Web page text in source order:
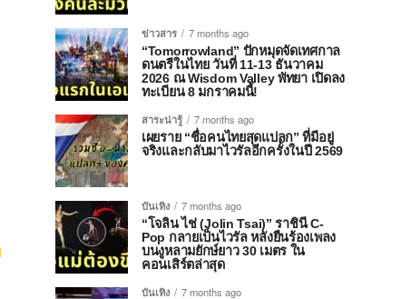
ข่าวสาร
7 months ago
“Tomorrowland” ปักหมุดจัดเทศกาล
ดนตรีในไทย วันที่ 11-13 ธันวาคม
2026 ณ Wisdom Valley พัทยา เปิดลง
ทะเบียน 8 มกราคมนี้!
สาระน่ารู้
7 months ago
เผยราย “ชื่อคนไทยสุดแปลก” ที่มีอยู่
จริงและกลับมาไวรัลอีกครั้งในปี 2569
บันเทิง
7 months ago
“โจลิน ไช่ (Jolin Tsai)” ราชินี C-
Pop กลายเป็นไวรัล หลังยืนร้องเพลง
บนงูหลามยักษ์ยาว 30 เมตร ใน
คอนเสิร์ตล่าสุด
บันเทิง
7 months ago